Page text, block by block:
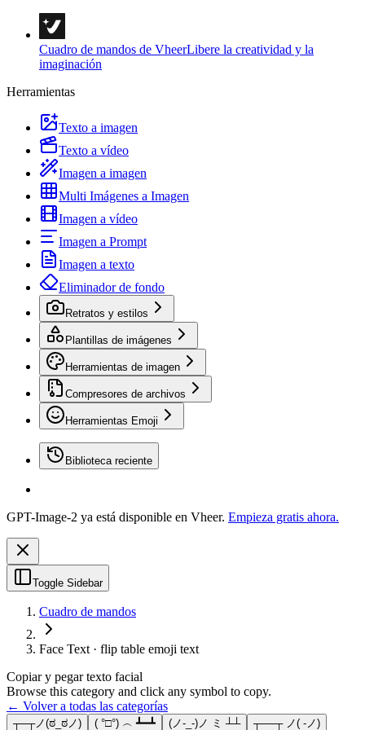
Cuadro de mandos de VheerLibere la creatividad y la
imaginación
Herramientas
Texto a imagen
Texto a vídeo
Imagen a imagen
Multi Imágenes a Imagen
Imagen a vídeo
Imagen a Prompt
Imagen a texto
Eliminador de fondo
Retratos y estilos
Plantillas de imágenes
Herramientas de imagen
Compresores de archivos
Herramientas Emoji
Biblioteca reciente
GPT-Image-2 ya está disponible en Vheer. Empieza gratis ahora.
Toggle Sidebar
Cuadro de mandos
Face Text · flip table emoji text
Copiar y pegar texto facial
Browse this category and click any symbol to copy.
← Volver a todas las categorías
┬─┬ノ(ಠ_ಠノ) ( °□°) ︵ ┻━┻ (ノ-_-)ノ ミ ┴┴ ┬──┬ ノ( -ノ)